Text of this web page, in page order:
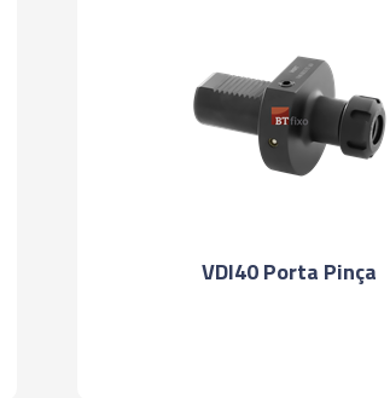
Bucha Redução para VDI